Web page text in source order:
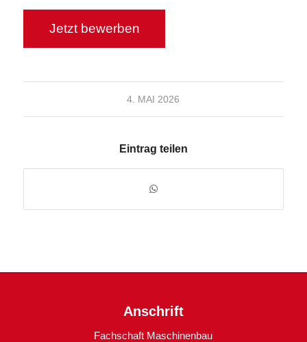
4. MAI 2026
Eintrag teilen
Anschrift
Fachschaft Maschinenbau